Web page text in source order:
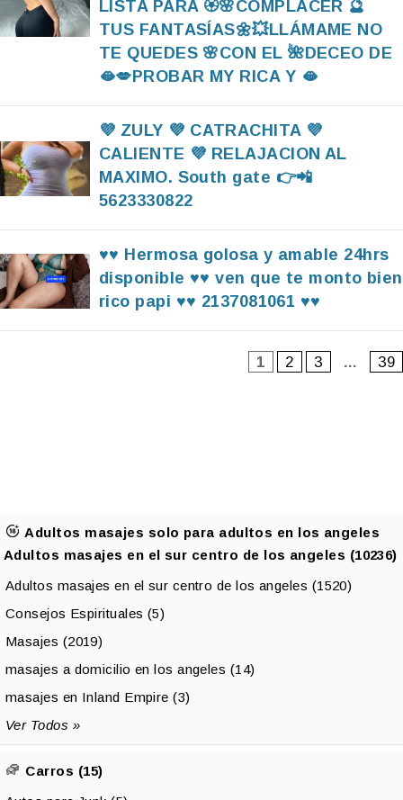
LISTA PARA 🏵🌸COMPLACER 🔮
TUS FANTASÍAS🌼💥LLÁMAME NO
TE QUEDES 🌸CON EL 🌺DECEO DE
🫦💋PROBAR MY RICA Y 🫦
💜 ZULY 💜 CATRACHITA 💜
CALIENTE 💜 RELAJACION AL
MAXIMO. South gate 👉📲
5623330822
♥️♥️ Hermosa golosa y amable 24hrs
disponible ♥️♥️ ven que te monto bien
rico papi ♥️♥️ 2137081061 ♥️♥️
1 2 3 … 39
Adultos masajes solo para adultos en los angeles
Adultos masajes en el sur centro de los angeles (10236)
Adultos masajes en el sur centro de los angeles (1520)
Consejos Espirituales (5)
Masajes (2019)
masajes a domicilio en los angeles (14)
masajes en Inland Empire (3)
Ver Todos »
Carros (15)